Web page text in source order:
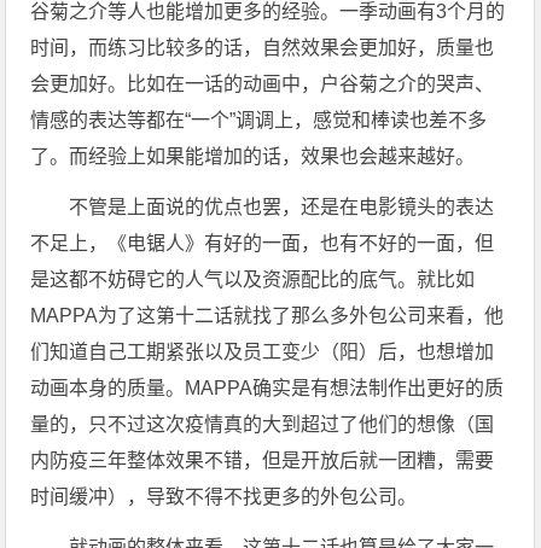
谷菊之介等人也能增加更多的经验。一季动画有3个月的
时间，而练习比较多的话，自然效果会更加好，质量也
会更加好。比如在一话的动画中，户谷菊之介的哭声、
情感的表达等都在“一个”调调上，感觉和棒读也差不多
了。而经验上如果能增加的话，效果也会越来越好。
不管是上面说的优点也罢，还是在电影镜头的表达
不足上，《电锯人》有好的一面，也有不好的一面，但
是这都不妨碍它的人气以及资源配比的底气。就比如
MAPPA为了这第十二话就找了那么多外包公司来看，他
们知道自己工期紧张以及员工变少（阳）后，也想增加
动画本身的质量。MAPPA确实是有想法制作出更好的质
量的，只不过这次疫情真的大到超过了他们的想像（国
内防疫三年整体效果不错，但是开放后就一团糟，需要
时间缓冲），导致不得不找更多的外包公司。